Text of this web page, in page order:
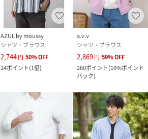
AZUL by moussy
シャツ・ブラウス
2,744円 50%OFF
24ポイント(1倍)
a.v.v
シャツ・ブラウス
2,869円 59%OFF
260ポイント(10%ポイント
バック)